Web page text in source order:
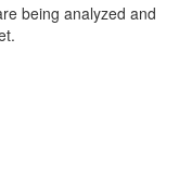
being analyzed and